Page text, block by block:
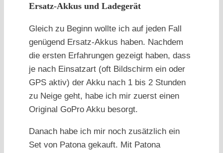
Ersatz-Akkus und Ladegerät
Gleich zu Beginn wollte ich auf jeden Fall
genügend Ersatz-Akkus haben. Nachdem
die ersten Erfahrungen gezeigt haben, dass
je nach Einsatzart (oft Bildschirm ein oder
GPS aktiv) der Akku nach 1 bis 2 Stunden
zu Neige geht, habe ich mir zuerst einen
Original GoPro Akku besorgt.
Danach habe ich mir noch zusätzlich ein
Set von Patona gekauft. Mit Patona